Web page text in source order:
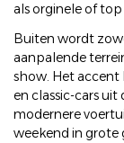
als orginele of
Buiten wordt
aanpalende
show. Het accent
en classic-cars
modernere
weekend in grote